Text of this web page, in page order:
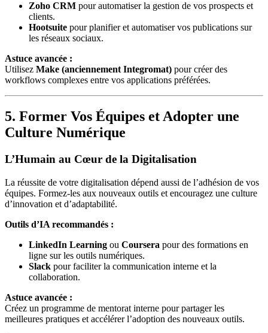
Zoho CRM pour automatiser la gestion de vos prospects et
clients.
Hootsuite pour planifier et automatiser vos publications sur
les réseaux sociaux.
Astuce avancée :
Utilisez Make (anciennement Integromat) pour créer des
workflows complexes entre vos applications préférées.
5. Former Vos Équipes et Adopter une
Culture Numérique
L’Humain au Cœur de la Digitalisation
La réussite de votre digitalisation dépend aussi de l’adhésion de vos
équipes. Formez-les aux nouveaux outils et encouragez une culture
d’innovation et d’adaptabilité.
Outils d’IA recommandés :
LinkedIn Learning ou Coursera pour des formations en
ligne sur les outils numériques.
Slack pour faciliter la communication interne et la
collaboration.
Astuce avancée :
Créez un programme de mentorat interne pour partager les
meilleures pratiques et accélérer l’adoption des nouveaux outils.